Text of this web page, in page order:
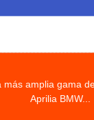
más amplia gama
Aprilia BMW...